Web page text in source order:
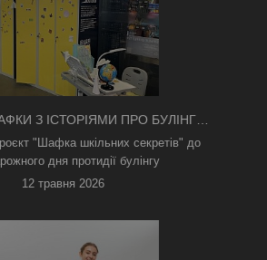
З ІСТОРІЯМИ ПРО БУЛІНГ
З'ЯВИЛИСЯ В КИЄВІ
"Шафка шкільних секретів" до
дня протидії булінгу
12 травня 2026